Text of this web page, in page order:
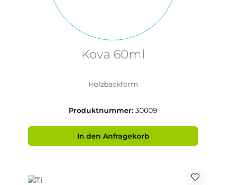
Kova 60ml
Holzbackform
Produktnummer: 30009
In den Anfragekorb